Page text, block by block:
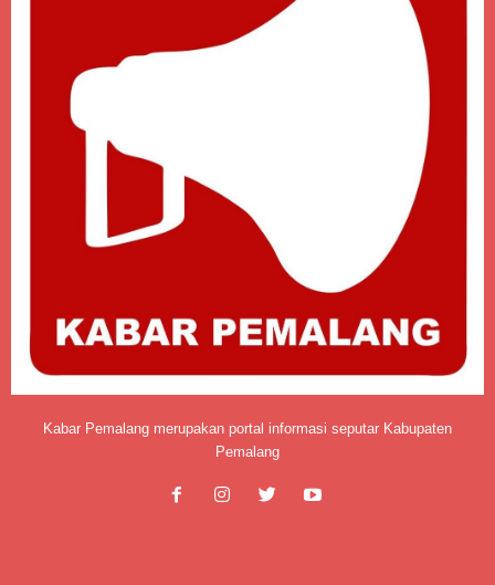
Kabar Pemalang merupakan portal informasi seputar Kabupaten
Pemalang